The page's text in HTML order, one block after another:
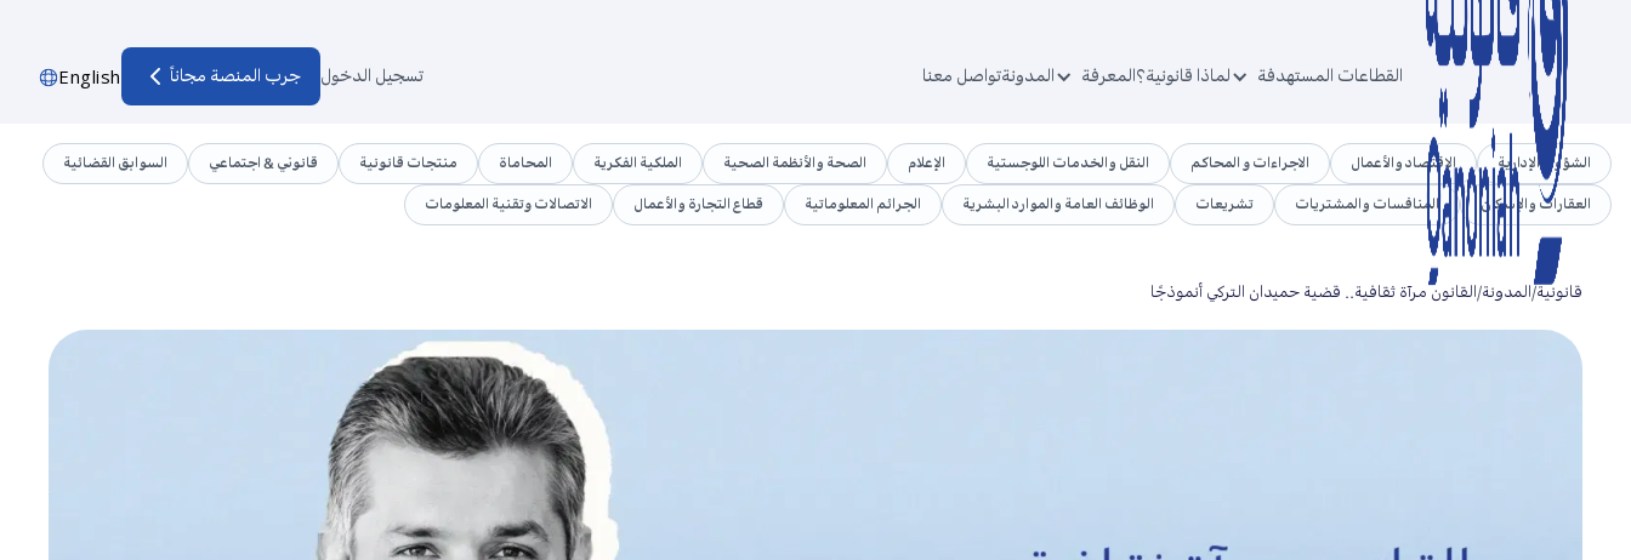
تواصل معناالمدونة المعرفةلماذا قانونية؟ القطاعات المستهدفة جرب المنصة مجاناً تسجيل الدخول English
الشؤون الإدارية الاقتصاد والأعمال الاجراءات و المحاكم النقل والخدمات اللوجستية الإعلام الصحة والأنظمة الصحية الملكية الفكرية المحاماة منتجات قانونية قانوني & اجتماعي السوابق القضائية
العقارات والإسكان المنافسات والمشتريات تشريعات الوظائف العامة والموارد البشرية الجرائم المعلوماتية قطاع التجارة والأعمال الاتصالات وتقنية المعلومات
قانونية/المدونة/القانون مرآة ثقافية.. قضية حميدان التركي أنموذجًا